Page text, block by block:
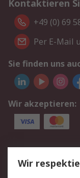
Kontaktieren
+49 (0) 69
Per E-Mail
Sie finden uns
Wir akzeptieren:
Service
Value Added
Wir